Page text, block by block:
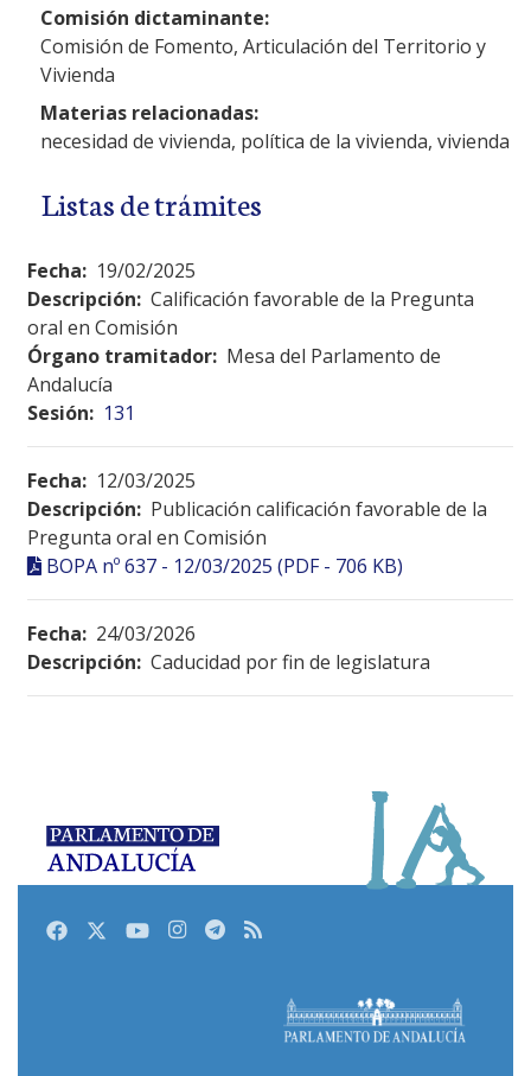
Comisión dictaminante:
Comisión de Fomento, Articulación del Territorio y
Vivienda
Materias relacionadas:
necesidad de vivienda, política de la vivienda, vivienda
Listas de trámites
Fecha: 19/02/2025
Descripción: Calificación favorable de la Pregunta
oral en Comisión
Órgano tramitador: Mesa del Parlamento de
Andalucía
Sesión: 131
Fecha: 12/03/2025
Descripción: Publicación calificación favorable de la
Pregunta oral en Comisión
BOPA nº 637 - 12/03/2025 (PDF - 706 KB)
Fecha: 24/03/2026
Descripción: Caducidad por fin de legislatura
FacebookTwitterYoutubeInstagram
Telegram
RSS